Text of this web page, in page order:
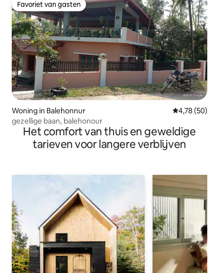
Favoriet van gasten
Favoriet van gasten
Woning in Balehonnur Gemiddelde
4,78 (50)
gezellige baan, balehonour
Het comfort van thuis en geweldige
tarieven voor langere verblijven